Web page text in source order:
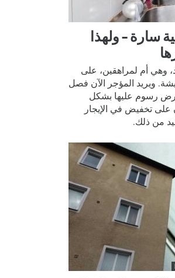
سارة – ولهذا
وهي أم لمراهقين، على
ويريد المؤجر الآن فصل
رسوم عليها بشكل
تخفيض في الإيجار
من ذلك.